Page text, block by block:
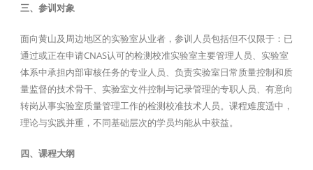
三、参训对象
面向黄山及周边地区的实验室从业者，参训人员包括但不仅限于：已
通过或正在申请CNAS认可的检测校准实验室主要管理人员、实验室
体系中承担内部审核任务的专业人员、负责实验室日常质量控制和质
量监督的技术骨干、实验室文件控制与记录管理的专职人员、有意向
转岗从事实验室质量管理工作的检测校准技术人员。课程难度适中，
理论与实践并重，不同基础层次的学员均能从中获益。
四、课程大纲